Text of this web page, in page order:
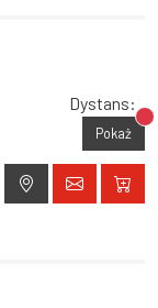
Dystans:
Pokaż